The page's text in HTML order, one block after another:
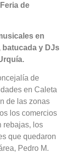
de
en
batucada y DJs
de
en Caleta
de las zonas
los comercios
rebajas, los
que quedaron
Pedro M.